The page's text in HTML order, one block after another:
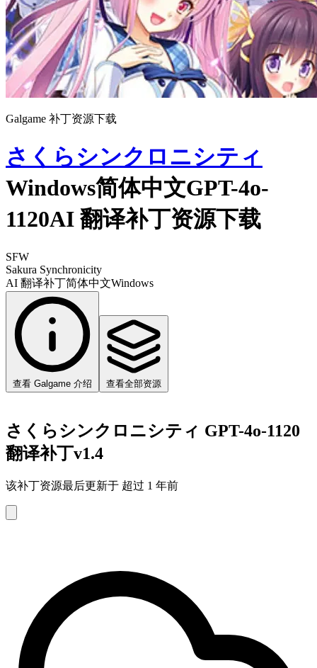
Galgame 补丁资源下载
さくらシンクロニシティ
Windows简体中文GPT-4o-
1120AI 翻译补丁资源下载
SFW
Sakura Synchronicity
AI 翻译补丁简体中文Windows
查看 Galgame 介绍 查看全部资源
さくらシンクロニシティ GPT-4o-1120
翻译补丁v1.4
该补丁资源最后更新于 超过 1 年前